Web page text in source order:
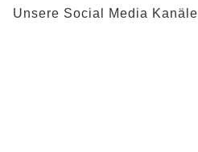
Unsere Social Media Kanäle